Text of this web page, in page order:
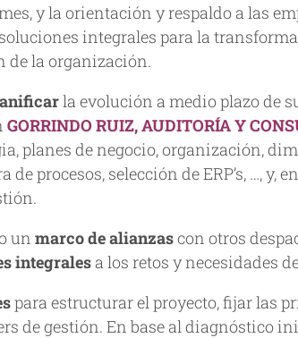
y la orientación y respaldo a las
integrales para la
de la organización.
la evolución a medio plazo de
GORRINDO RUIZ, AUDITORÍA Y
planes de negocio, organización,
procesos, selección de ERP’s, …, y,
unmarco de alianzascon otros
integralesa los retos y necesidades
para estructurar el proyecto, fijar las
de gestión. En base al diagnóstico